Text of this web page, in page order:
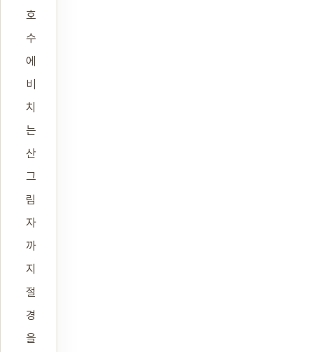
호
수
에
비
치
는
산
그
림
자
까
지
절
경
을